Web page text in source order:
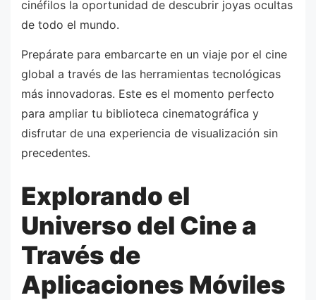
cinéfilos la oportunidad de descubrir joyas ocultas
de todo el mundo.
Prepárate para embarcarte en un viaje por el cine
global a través de las herramientas tecnológicas
más innovadoras. Este es el momento perfecto
para ampliar tu biblioteca cinematográfica y
disfrutar de una experiencia de visualización sin
precedentes.
Explorando el
Universo del Cine a
Través de
Aplicaciones Móviles